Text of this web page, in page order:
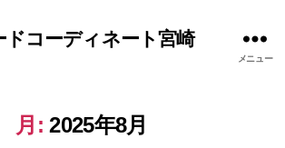
ドコーディネート宮崎
メニュー
月: 2025年8月